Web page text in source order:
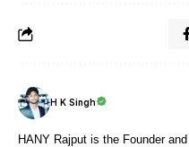
H K Singh
HANY Rajput is the Founder